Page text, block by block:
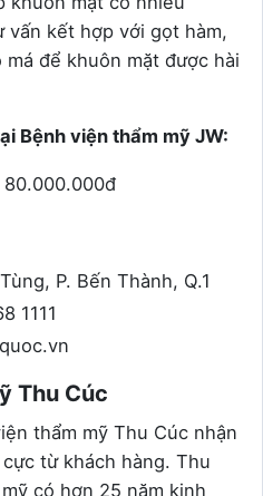
kết hợp với gọt hàm,
để khuôn mặt được hài
Bệnh viện thẩm mỹ JW:
P. Bến Thành, Q.1
1111
Thu Cúc
thẩm mỹ Thu Cúc nhận
từ khách hàng. Thu
có hơn 25 năm kinh